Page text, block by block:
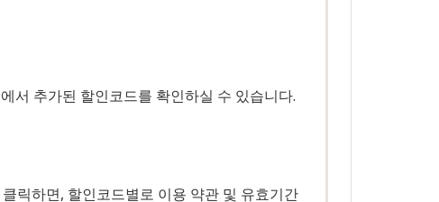
서 추가된 할인코드를 확인하실 수 있습니다.
릭하면, 할인코드별로 이용 약관 및 유효기간